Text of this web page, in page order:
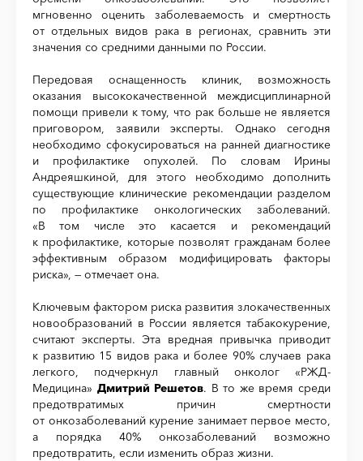
мгновенно оценить заболеваемость и смертность
от отдельных видов рака в регионах, сравнить эти
значения со средними данными по России.
Передовая оснащенность клиник, возможность
оказания высококачественной междисциплинарной
помощи привели к тому, что рак больше не является
приговором, заявили эксперты. Однако сегодня
необходимо сфокусироваться на ранней диагностике
и профилактике опухолей. По словам Ирины
Андреяшкиной, для этого необходимо дополнить
существующие клинические рекомендации разделом
по профилактике онкологических заболеваний.
«В том числе это касается и рекомендаций
к профилактике, которые позволят гражданам более
эффективным образом модифицировать факторы
риска», — отмечает она.
Ключевым фактором риска развития злокачественных
новообразований в России является табакокурение,
считают эксперты. Эта вредная привычка приводит
к развитию 15 видов рака и более 90% случаев рака
легкого, подчеркнул главный онколог «РЖД-
Медицина» Дмитрий Решетов. В то же время среди
предотвратимых причин смертности
от онкозаболеваний курение занимает первое место,
а порядка 40% онкозаболеваний возможно
предотвратить, если изменить образ жизни.